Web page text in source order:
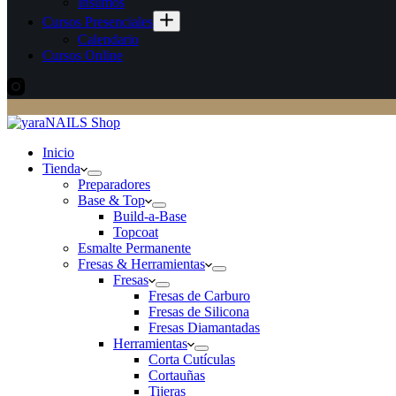
Cursos Presenciales
Calendario
Cursos Online
Inicio
Tienda
Preparadores
Base & Top
Build-a-Base
Topcoat
Esmalte Permanente
Fresas & Herramientas
Fresas
Fresas de Carburo
Fresas de Silicona
Fresas Diamantadas
Herramientas
Corta Cutículas
Cortauñas
Tijeras